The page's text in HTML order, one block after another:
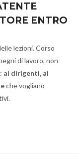
ENTRO
lezioni. Corso
di lavoro, non
ai dirigenti, ai
che vogliano